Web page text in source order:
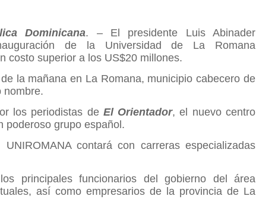
Dominicana. – El presidente Luis Abinader
de la Universidad de La Romana
costo superior a los US$20 millones.
la mañana en La Romana, municipio cabecero de
nombre.
los periodistas de El Orientador, el nuevo centro
poderoso grupo español.
contará con carreras especializadas
principales funcionarios del gobierno del área
así como empresarios de la provincia de La